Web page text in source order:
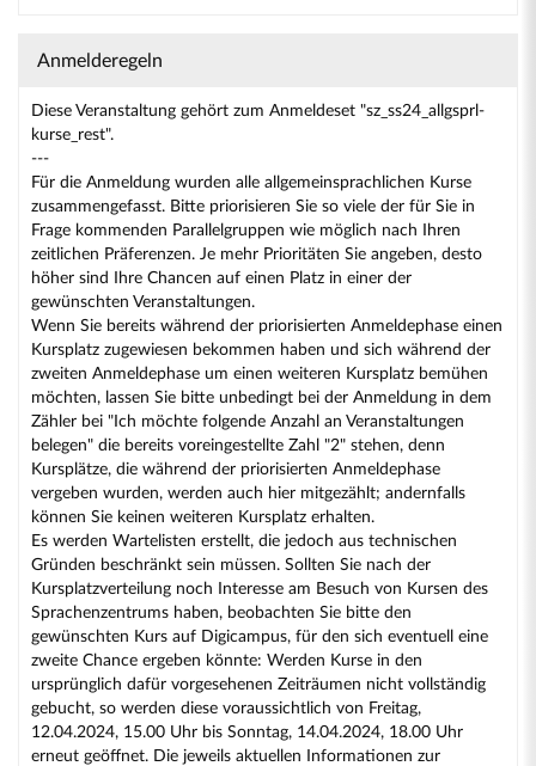
Anmelderegeln
Diese Veranstaltung gehört zum Anmeldeset "sz_ss24_allgsprl-
kurse_rest".
---
Für die Anmeldung wurden alle allgemeinsprachlichen Kurse
zusammengefasst. Bitte priorisieren Sie so viele der für Sie in
Frage kommenden Parallelgruppen wie möglich nach Ihren
zeitlichen Präferenzen. Je mehr Prioritäten Sie angeben, desto
höher sind Ihre Chancen auf einen Platz in einer der
gewünschten Veranstaltungen.
Wenn Sie bereits während der priorisierten Anmeldephase einen
Kursplatz zugewiesen bekommen haben und sich während der
zweiten Anmeldephase um einen weiteren Kursplatz bemühen
möchten, lassen Sie bitte unbedingt bei der Anmeldung in dem
Zähler bei "Ich möchte folgende Anzahl an Veranstaltungen
belegen" die bereits voreingestellte Zahl "2" stehen, denn
Kursplätze, die während der priorisierten Anmeldephase
vergeben wurden, werden auch hier mitgezählt; andernfalls
können Sie keinen weiteren Kursplatz erhalten.
Es werden Wartelisten erstellt, die jedoch aus technischen
Gründen beschränkt sein müssen. Sollten Sie nach der
Kursplatzverteilung noch Interesse am Besuch von Kursen des
Sprachenzentrums haben, beobachten Sie bitte den
gewünschten Kurs auf Digicampus, für den sich eventuell eine
zweite Chance ergeben könnte: Werden Kurse in den
ursprünglich dafür vorgesehenen Zeiträumen nicht vollständig
gebucht, so werden diese voraussichtlich von Freitag,
12.04.2024, 15.00 Uhr bis Sonntag, 14.04.2024, 18.00 Uhr
erneut geöffnet. Die jeweils aktuellen Informationen zur